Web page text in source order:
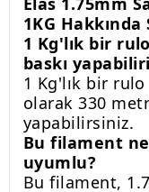
1KG
1 Kg'lık bir
baskı
1 Kg'lık bir
olarak 330
yapabilirsiniz.
Bu filament ne
uyumlu?
Bu filament,